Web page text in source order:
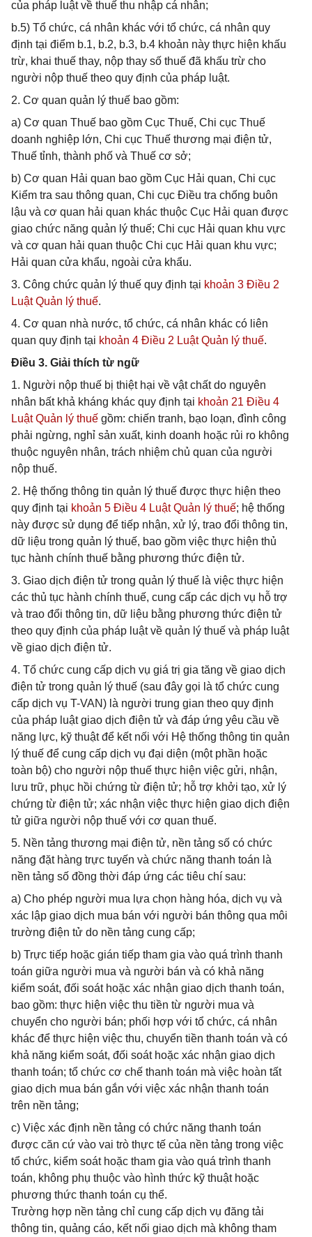
của pháp luật về thuế thu nhập cá nhân;
b.5) Tổ chức, cá nhân khác với tổ chức, cá nhân quy
định tại điểm b.1, b.2, b.3, b.4 khoản này thực hiện khấu
trừ, khai thuế thay, nộp thay số thuế đã khấu trừ cho
người nộp thuế theo quy định của pháp luật.
2. Cơ quan quản lý thuế bao gồm:
a) Cơ quan Thuế bao gồm Cục Thuế, Chi cục Thuế
doanh nghiệp lớn, Chi cục Thuế thương mại điện tử,
Thuế tỉnh, thành phố và Thuế cơ sở;
b) Cơ quan Hải quan bao gồm Cục Hải quan, Chi cục
Kiểm tra sau thông quan, Chi cục Điều tra chống buôn
lậu và cơ quan hải quan khác thuộc Cục Hải quan được
giao chức năng quản lý thuế; Chi cục Hải quan khu vực
và cơ quan hải quan thuộc Chi cục Hải quan khu vực;
Hải quan cửa khẩu, ngoài cửa khẩu.
3. Công chức quản lý thuế quy định tại khoản 3 Điều 2
Luật Quản lý thuế.
4. Cơ quan nhà nước, tổ chức, cá nhân khác có liên
quan quy định tại khoản 4 Điều 2 Luật Quản lý thuế.
Điều 3. Giải thích từ ngữ
1. Người nộp thuế bị thiệt hại về vật chất do nguyên
nhân bất khả kháng khác quy định tại khoản 21 Điều 4
Luật Quản lý thuế gồm: chiến tranh, bạo loạn, đình công
phải ngừng, nghỉ sản xuất, kinh doanh hoặc rủi ro không
thuộc nguyên nhân, trách nhiệm chủ quan của người
nộp thuế.
2. Hệ thống thông tin quản lý thuế được thực hiện theo
quy định tại khoản 5 Điều 4 Luật Quản lý thuế; hệ thống
này được sử dụng để tiếp nhận, xử lý, trao đổi thông tin,
dữ liệu trong quản lý thuế, bao gồm việc thực hiện thủ
tục hành chính thuế bằng phương thức điện tử.
3. Giao dịch điện tử trong quản lý thuế là việc thực hiện
các thủ tục hành chính thuế, cung cấp các dịch vụ hỗ trợ
và trao đổi thông tin, dữ liệu bằng phương thức điện tử
theo quy định của pháp luật về quản lý thuế và pháp luật
về giao dịch điện tử.
4. Tổ chức cung cấp dịch vụ giá trị gia tăng về giao dịch
điện tử trong quản lý thuế (sau đây gọi là tổ chức cung
cấp dịch vụ T-VAN) là người trung gian theo quy định
của pháp luật giao dịch điện tử và đáp ứng yêu cầu về
năng lực, kỹ thuật để kết nối với Hệ thống thông tin quản
lý thuế để cung cấp dịch vụ đại diện (một phần hoặc
toàn bộ) cho người nộp thuế thực hiện việc gửi, nhận,
lưu trữ, phục hồi chứng từ điện tử; hỗ trợ khởi tạo, xử lý
chứng từ điện tử; xác nhận việc thực hiện giao dịch điện
tử giữa người nộp thuế với cơ quan thuế.
5. Nền tảng thương mại điện tử, nền tảng số có chức
năng đặt hàng trực tuyến và chức năng thanh toán là
nền tảng số đồng thời đáp ứng các tiêu chí sau:
a) Cho phép người mua lựa chọn hàng hóa, dịch vụ và
xác lập giao dịch mua bán với người bán thông qua môi
trường điện tử do nền tảng cung cấp;
b) Trực tiếp hoặc gián tiếp tham gia vào quá trình thanh
toán giữa người mua và người bán và có khả năng
kiểm soát, đối soát hoặc xác nhận giao dịch thanh toán,
bao gồm: thực hiện việc thu tiền từ người mua và
chuyển cho người bán; phối hợp với tổ chức, cá nhân
khác để thực hiện việc thu, chuyển tiền thanh toán và có
khả năng kiểm soát, đối soát hoặc xác nhận giao dịch
thanh toán; tổ chức cơ chế thanh toán mà việc hoàn tất
giao dịch mua bán gắn với việc xác nhận thanh toán
trên nền tảng;
c) Việc xác định nền tảng có chức năng thanh toán
được căn cứ vào vai trò thực tế của nền tảng trong việc
tổ chức, kiểm soát hoặc tham gia vào quá trình thanh
toán, không phụ thuộc vào hình thức kỹ thuật hoặc
phương thức thanh toán cụ thể.
Trường hợp nền tảng chỉ cung cấp dịch vụ đăng tải
thông tin, quảng cáo, kết nối giao dịch mà không tham